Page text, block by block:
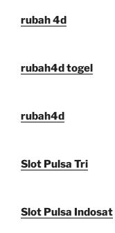
rubah 4d
rubah4d togel
rubah4d
Slot Pulsa Tri
Slot Pulsa Indosat